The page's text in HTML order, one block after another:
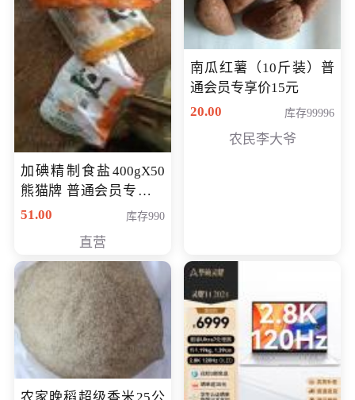
加碘精制食盐400gX50
熊猫牌 普通会员专享价
格50元
51.00 库存990
直营
南瓜红薯（10斤装）普
通会员专享价15元
20.00
库存99996
农民李大爷